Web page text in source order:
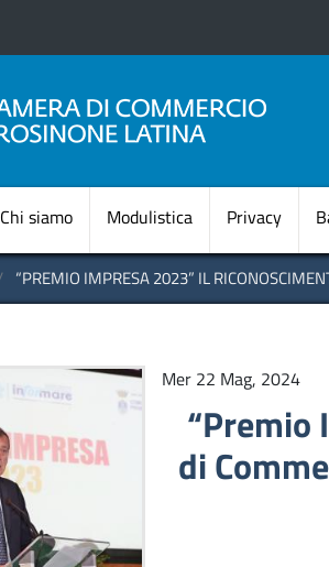
Chi siamo Modulistica Privacy
“PREMIO IMPRESA 2023” IL
Mer 22 Mag, 2024
“Premio
di